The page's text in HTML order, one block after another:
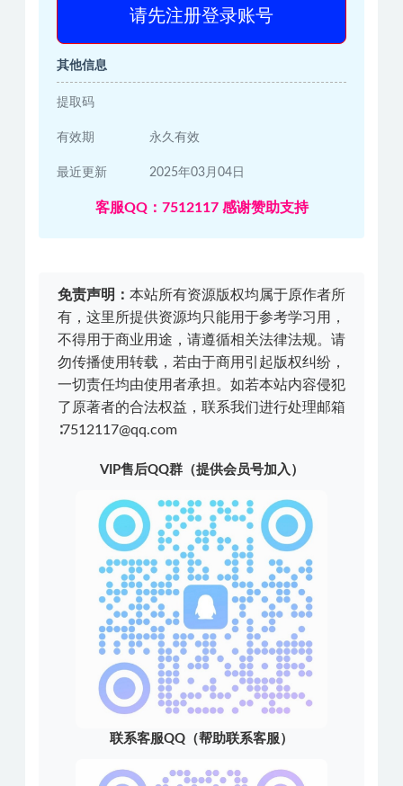
请先注册登录账号
其他信息
提取码
有效期 永久有效
最近更新 2025年03月04日
客服QQ：7512117 感谢赞助支持
免责声明： 本站所有资源版权均属于原作者所
有，这里所提供资源均只能用于参考学习用，
不得用于商业用途，请遵循相关法律法规。请
勿传播使用转载，若由于商用引起版权纠纷，
一切责任均由使用者承担。如若本站内容侵犯
了原著者的合法权益，联系我们进行处理邮箱
∶7512117@qq.com
VIP售后QQ群（提供会员号加入）
联系客服QQ（帮助联系客服）